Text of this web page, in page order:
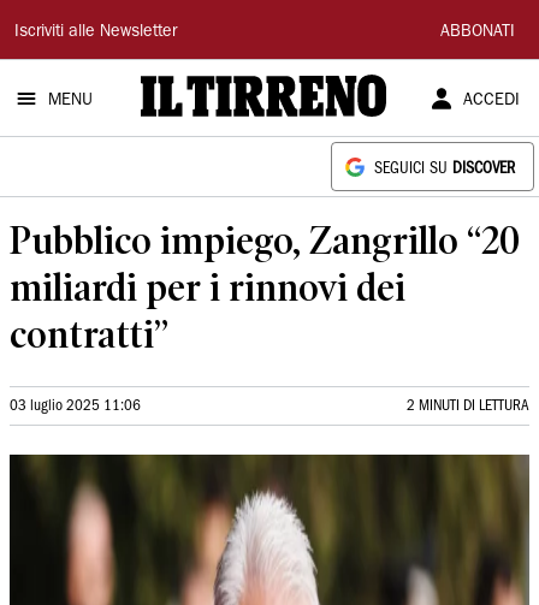
Il
Tirreno
Iscriviti alle Newsletter ABBONATI
MENU ACCEDI
SEGUICI SU DISCOVER
Pubblico impiego, Zangrillo “20
miliardi per i rinnovi dei
contratti”
03 luglio 2025 11:06 2 MINUTI DI LETTURA